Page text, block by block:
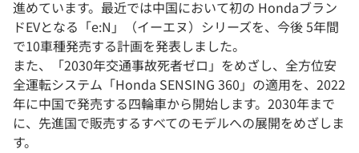
進めています。最近では中国において初の Hondaブラン
ドEVとなる「e:N」（イーエヌ）シリーズを、今後 5年間
で10車種発売する計画を発表しました。
また、「2030年交通事故死者ゼロ」をめざし、全方位安
全運転システム「Honda SENSING 360」の適用を、2022
年に中国で発売する四輪車から開始します。2030年まで
に、先進国で販売するすべてのモデルへの展開をめざしま
す。